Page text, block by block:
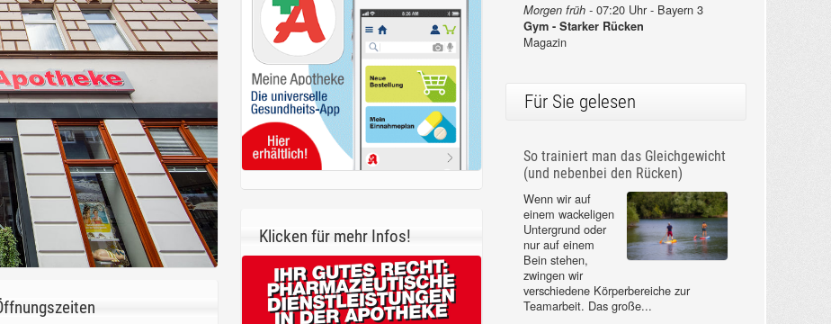
Klicken für mehr Infos!
Morgen früh -07:20 Uhr - Bayern 3
Gym - Starker Rücken
Magazin
Für Sie gelesen
So trainiert man das Gleichgewicht
(und nebenbei den Rücken)
Wenn wir auf
einem wackeligen
Untergrund oder
nur auf einem
Bein stehen,
zwingen wir
verschiedene Körperbereiche zur
Teamarbeit. Das große...